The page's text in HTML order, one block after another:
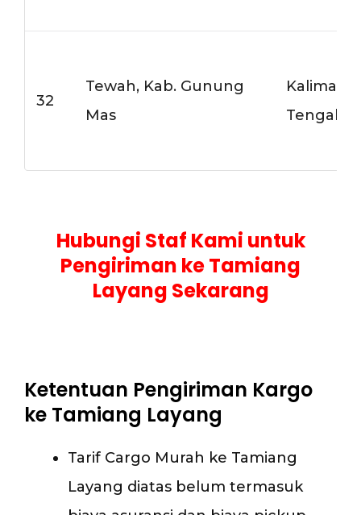
32
Tewah, Kab. Gunung
Mas
Tengah
Hubungi Staf Kami untuk
Pengiriman ke Tamiang
Layang Sekarang
Ketentuan Pengiriman Kargo
ke Tamiang Layang
Tarif Cargo Murah ke Tamiang
Layang diatas belum termasuk